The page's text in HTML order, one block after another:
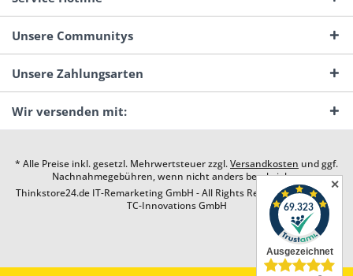
Unsere Communitys
Unsere Zahlungsarten
Wir versenden mit:
* Alle Preise inkl. gesetzl. Mehrwertsteuer zzgl.Versandkosten und ggf.
Nachnahmegebühren, wenn nicht anders beschrieben
Thinkstore24.de IT-Remarketing GmbH - All Rights Reserved. Design by
TC-Innovations GmbH
✕